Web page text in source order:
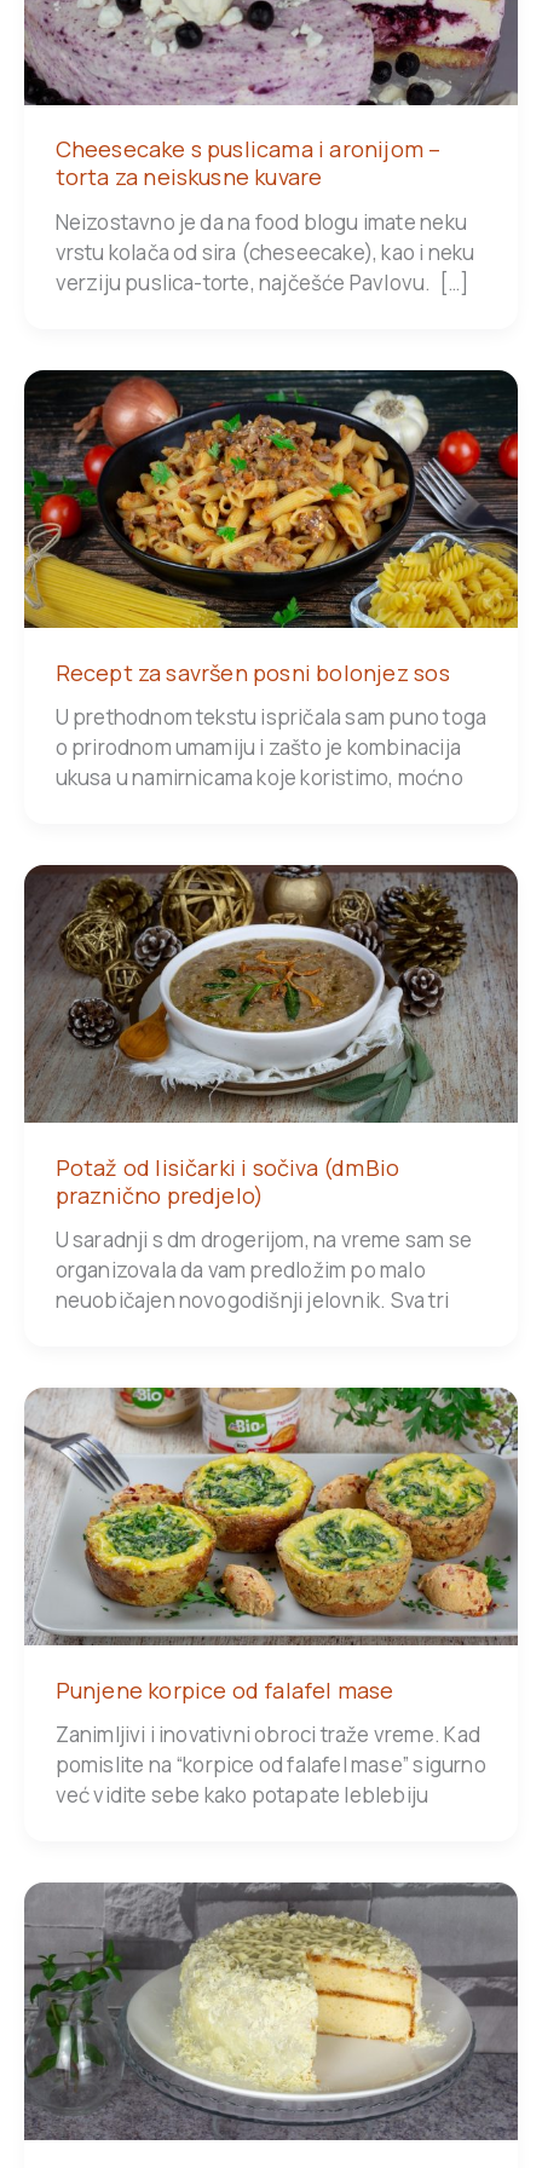
Cheesecake s puslicama i aronijom –
torta za neiskusne kuvare
Neizostavno je da na food blogu imate neku
vrstu kolača od sira (cheseecake), kao i neku
verziju puslica-torte, najčešće Pavlovu. […]
Recept za savršen posni bolonjez sos
U prethodnom tekstu ispričala sam puno toga
o prirodnom umamiju i zašto je kombinacija
ukusa u namirnicama koje koristimo, moćno
Potaž od lisičarki i sočiva (dmBio
praznično predjelo)
U saradnji s dm drogerijom, na vreme sam se
organizovala da vam predložim po malo
neuobičajen novogodišnji jelovnik. Sva tri
Punjene korpice od falafel mase
Zanimljivi i inovativni obroci traže vreme. Kad
pomislite na “korpice od falafel mase” sigurno
već vidite sebe kako potapate leblebiju